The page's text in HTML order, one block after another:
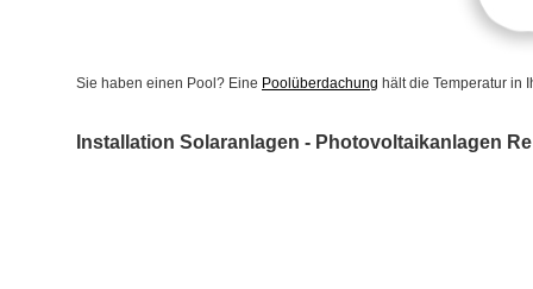
Sie haben einen Pool? Eine Poolüberdachung hält die Temperatur in
Installation Solaranlagen - Photovoltaikanlagen